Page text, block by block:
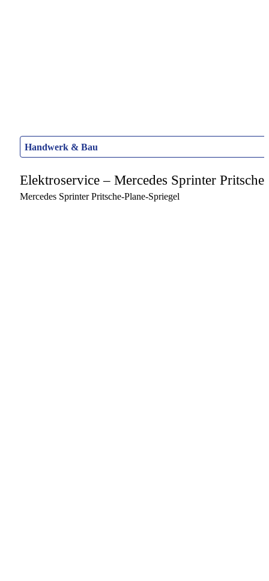
Handwerk & Bau
Elektroservice – Mercedes Sprinter
Mercedes Sprinter Pritsche-Plane-Spriegel